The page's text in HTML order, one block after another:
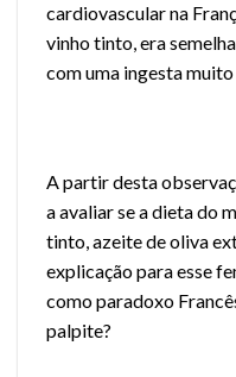
cardiovascular na
vinho tinto, era
com uma ingesta
A partir desta
a avaliar se a dieta do
tinto, azeite de oliva
explicação para esse
como paradoxo
palpite?